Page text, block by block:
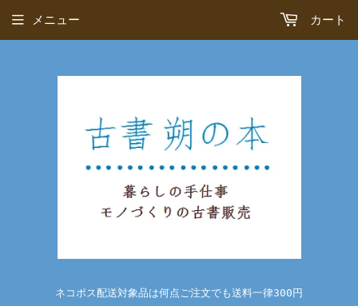
ネコポス配送対象品は何点ご注文でも送料一律300円
メニュー カート